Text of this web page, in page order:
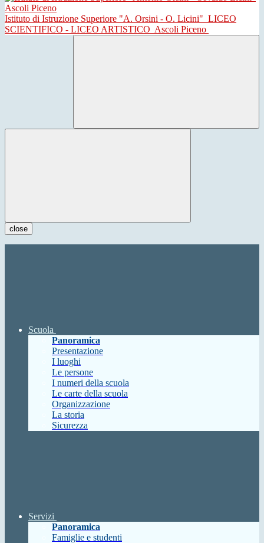
Istituto di Istruzione Superiore "A. Orsini - O. Licini" LICEO
SCIENTIFICO - LICEO ARTISTICO Ascoli Piceno
close
Scuola
Panoramica
Presentazione
I luoghi
Le persone
I numeri della scuola
Le carte della scuola
Organizzazione
La storia
Sicurezza
Servizi
Panoramica
Famiglie e studenti